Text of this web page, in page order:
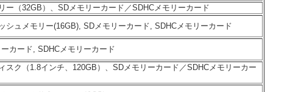
ー（32GB）、SDメモリーカード／SDHCメモリーカード
シュメモリー(16GB), SDメモリーカード, SDHCメモリーカード
カード, SDHCメモリーカード
スク（1.8インチ、120GB）、SDメモリーカード／SDHCメモリーカー